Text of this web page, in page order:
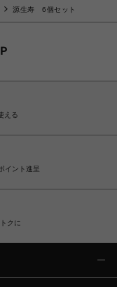
源生寿 6個セット
える
イント進呈
クに